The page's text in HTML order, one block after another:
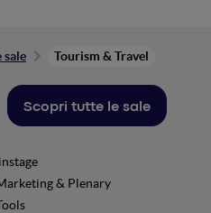
sale Tourism & Travel
Scopri tutte le sale
& Plenary